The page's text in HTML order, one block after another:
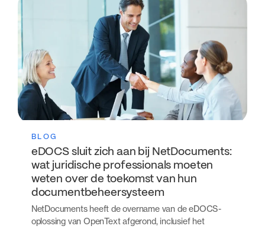
BLOG
eDOCS sluit zich aan bij NetDocuments:
wat juridische professionals moeten
weten over de toekomst van hun
documentbeheersysteem
NetDocuments heeft de overname van de eDOCS-
oplossing van OpenText afgerond, inclusief het